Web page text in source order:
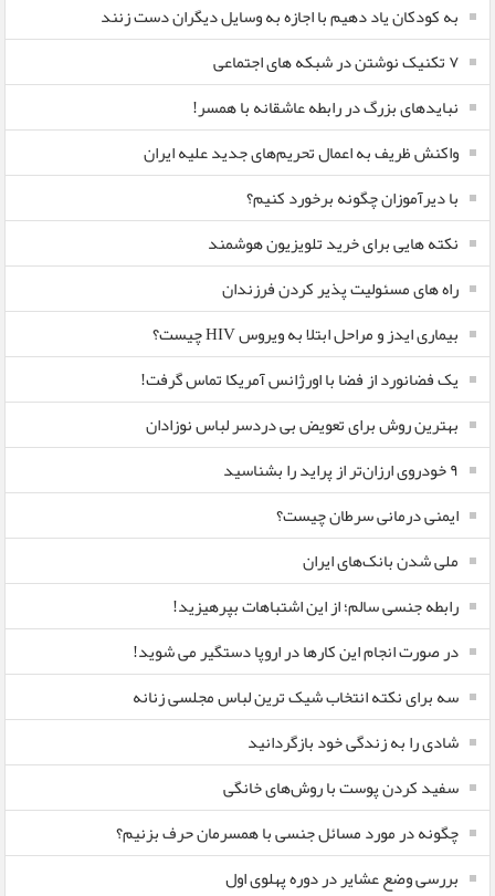
به کودکان یاد دهیم با اجازه به وسایل دیگران دست زنند
۷ تکنیک نوشتن در شبکه های اجتماعی
نبایدهای بزرگ در رابطه عاشقانه با همسر!
واکنش ظریف به اعمال تحریم‌های جدید علیه ایران
با دیرآموزان چگونه برخورد کنیم؟
نکته هایی برای خرید تلویزیون هوشمند
راه های مسئولیت پذیر کردن فرزندان
بیماری ایدز و مراحل ابتلا به ویروس HIV چیست؟
یک فضانورد از فضا با اورژانس آمریکا تماس گرفت!
بهترین روش برای تعویض بی دردسر لباس نوزادان
٩ خودروی ارزان‌تر از پراید را بشناسید
ایمنی درمانی سرطان چیست؟
ملی شدن بانک‌های ایران
رابطه جنسی سالم؛ از این اشتباهات بپرهیزید!
در صورت انجام این کارها در اروپا دستگیر می شوید!
سه برای نکته انتخاب شیک ترین لباس مجلسی زنانه
شادی را به زندگی خود بازگردانید
سفید کردن پوست با روش‌های خانگی
چگونه در مورد مسائل جنسی با همسرمان حرف بزنیم؟
بررسی وضع عشایر در دوره پهلوی اول